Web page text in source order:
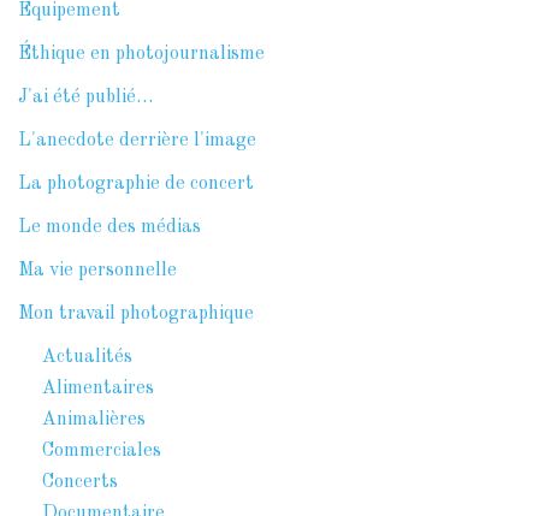
Équipement
Éthique en photojournalisme
J'ai été publié…
L'anecdote derrière l'image
La photographie de concert
Le monde des médias
Ma vie personnelle
Mon travail photographique
Actualités
Alimentaires
Animalières
Commerciales
Concerts